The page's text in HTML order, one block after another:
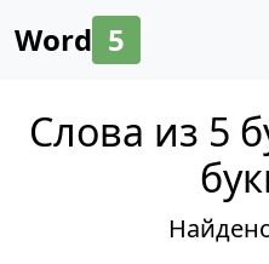
Word 5
Слова из 5